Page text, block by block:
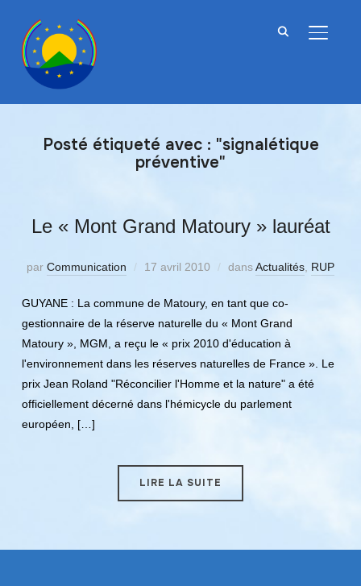
Posté étiqueté avec : "signalétique
préventive"
Le « Mont Grand Matoury » lauréat
par Communication 17 avril 2010 dansActualités RUP
GUYANE : La commune de Matoury, en tant que co-
gestionnaire de la réserve naturelle du « Mont Grand
Matoury », MGM, a reçu le « prix 2010 d'éducation à
l'environnement dans les réserves naturelles de France ». Le
prix Jean Roland "Réconcilier l'Homme et la nature" a été
officiellement décerné dans l'hémicycle du parlement
européen, […]
LIRE LA SUITE